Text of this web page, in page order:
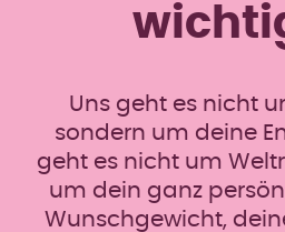
Uns geht es nicht
sondern um deine
geht es nicht um
um dein ganz
Wunschgewicht,